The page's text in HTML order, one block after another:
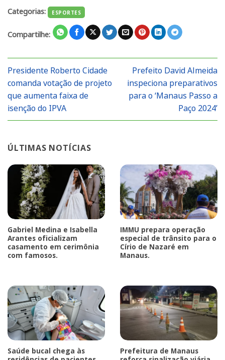
Categorias: ESPORTES
Compartilhe:
Presidente Roberto Cidade
comanda votação de projeto
que aumenta faixa de
isenção do IPVA
Prefeito David Almeida
inspeciona preparativos
para o ‘Manaus Passo a
Paço 2024’
ÚLTIMAS NOTÍCIAS
Gabriel Medina e Isabella
Arantes oficializam
casamento em cerimônia
com famosos.
IMMU prepara operação
especial de trânsito para o
Círio de Nazaré em
Manaus.
Saúde bucal chega às
Prefeitura de Manaus